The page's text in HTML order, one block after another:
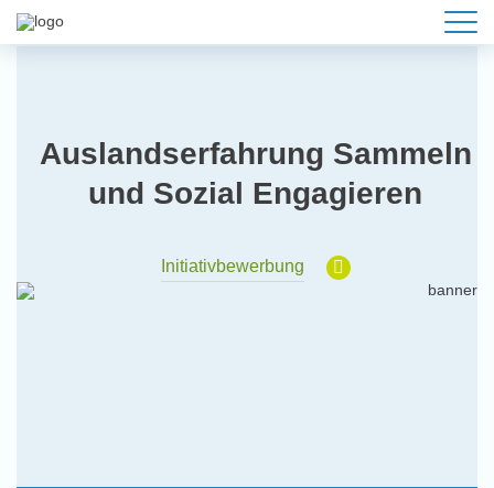
Auslandserfahrung Sammeln
und Sozial Engagieren
Initiativbewerbung